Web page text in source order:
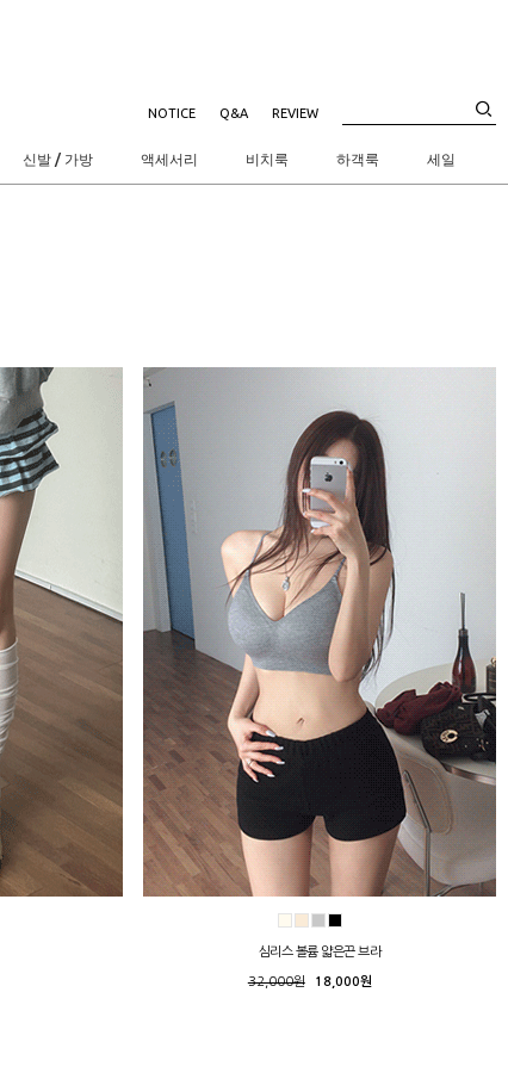
NOTICE Q&A REVIEW
신발 / 가방 액세서리 비치룩 하객룩 세일
심리스 볼륨 얇은끈 브라
32,000원 18,000원